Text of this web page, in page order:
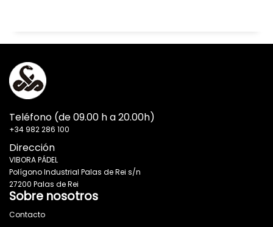
Teléfono (de 09.00 h a 20.00h)
+34 982 286 100
Dirección
VIBORA PÁDEL
Polígono Industrial Palas de Rei s/n
27200 Palas de Rei
Sobre nosotros
Contacto